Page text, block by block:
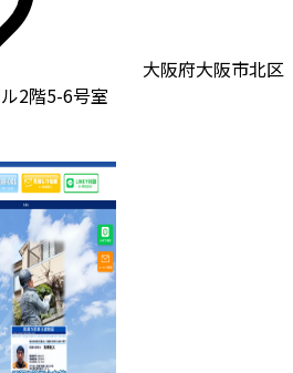
大阪府大阪市北区
2階5-6号室